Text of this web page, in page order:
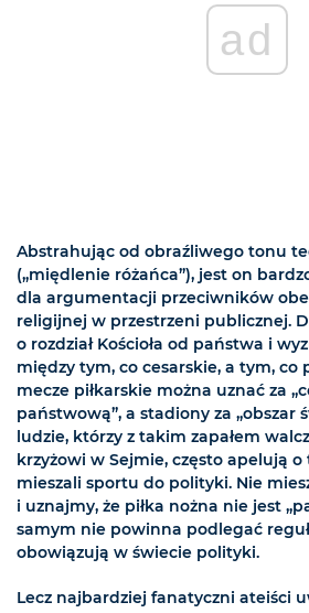
ad
Abstrahując od obraźliwego tonu
(„międlenie różańca”), jest on
dla argumentacji przeciwników
religijnej w przestrzeni publicznej.
o rozdział Kościoła od państwa i
między tym, co cesarskie, a tym, co
mecze piłkarskie można uznać za
państwową”, a stadiony za „obszar
ludzie, którzy z takim zapałem
krzyżowi w Sejmie, często apelują o
mieszali sportu do polityki. Nie
i uznajmy, że piłka nożna nie jest
samym nie powinna podlegać
obowiązują w świecie polityki.
Lecz najbardziej fanatyczni ateiści